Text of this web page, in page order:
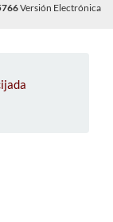
Versión Electrónica